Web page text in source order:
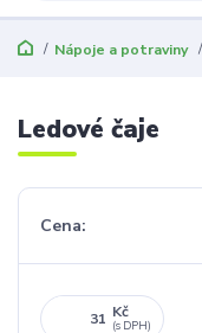
Nápoje a potraviny
Ledové čaje
Cena:
Kč